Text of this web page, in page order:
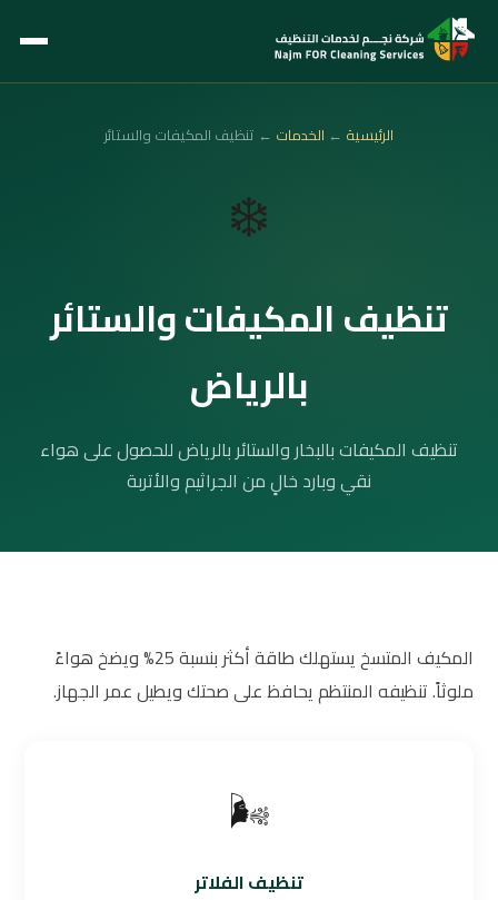
الرئيسية ← الخدمات ← تنظيف المكيفات والستائر
❄️
تنظيف المكيفات والستائر
بالرياض
تنظيف المكيفات بالبخار والستائر بالرياض للحصول على هواء
نقي وبارد خالٍ من الجراثيم والأتربة
المكيف المتسخ يستهلك طاقة أكثر بنسبة 25% ويضخ هواءً
ملوثاً. تنظيفه المنتظم يحافظ على صحتك ويطيل عمر الجهاز.
🌬️
تنظيف الفلاتر